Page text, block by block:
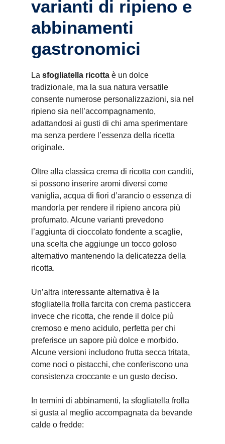
varianti di ripieno e
abbinamenti
gastronomici
La sfogliatella ricotta è un dolce
tradizionale, ma la sua natura versatile
consente numerose personalizzazioni, sia nel
ripieno sia nell’accompagnamento,
adattandosi ai gusti di chi ama sperimentare
ma senza perdere l’essenza della ricetta
originale.
Oltre alla classica crema di ricotta con canditi,
si possono inserire aromi diversi come
vaniglia, acqua di fiori d’arancio o essenza di
mandorla per rendere il ripieno ancora più
profumato. Alcune varianti prevedono
l’aggiunta di cioccolato fondente a scaglie,
una scelta che aggiunge un tocco goloso
alternativo mantenendo la delicatezza della
ricotta.
Un’altra interessante alternativa è la
sfogliatella frolla farcita con crema pasticcera
invece che ricotta, che rende il dolce più
cremoso e meno acidulo, perfetta per chi
preferisce un sapore più dolce e morbido.
Alcune versioni includono frutta secca tritata,
come noci o pistacchi, che conferiscono una
consistenza croccante e un gusto deciso.
In termini di abbinamenti, la sfogliatella frolla
si gusta al meglio accompagnata da bevande
calde o fredde: